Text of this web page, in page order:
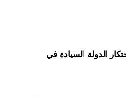
الدولة السيادة في